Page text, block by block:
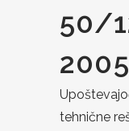
50/
2005
tehnične